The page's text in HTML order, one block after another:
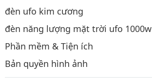
đèn ufo kim cương
đèn năng lượng mặt trời ufo 1000w
Phần mềm & Tiện ích
Bản quyền hình ảnh